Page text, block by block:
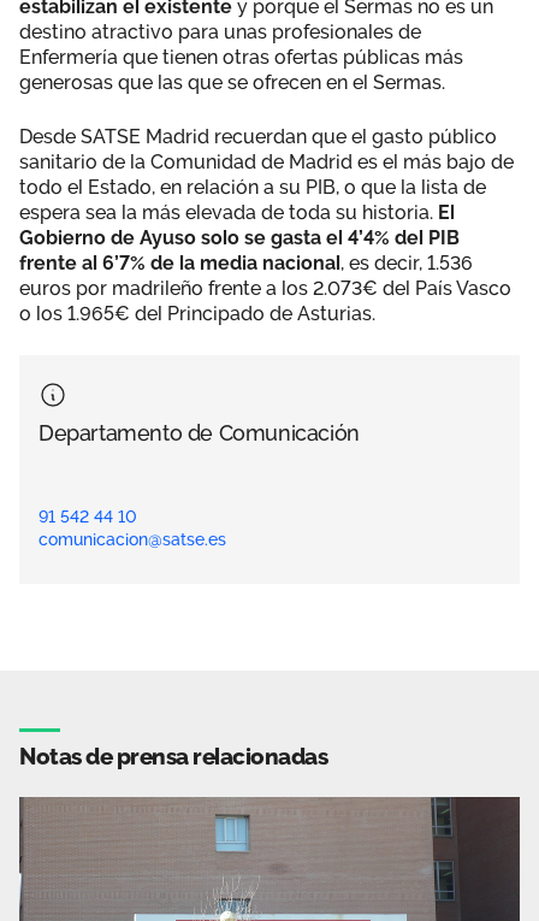
estabilizan el existente y porque el Sermas no es un
destino atractivo para unas profesionales de
Enfermería que tienen otras ofertas públicas más
generosas que las que se ofrecen en el Sermas.
Desde SATSE Madrid recuerdan que el gasto público
sanitario de la Comunidad de Madrid es el más bajo de
todo el Estado, en relación a su PIB, o que la lista de
espera sea la más elevada de toda su historia. El
Gobierno de Ayuso solo se gasta el 4’4% del PIB
frente al 6’7% de la media nacional, es decir, 1.536
euros por madrileño frente a los 2.073€ del País Vasco
o los 1.965€ del Principado de Asturias.
Departamento de Comunicación
91 542 44 10
comunicacion@satse.es
Notas de prensa relacionadas